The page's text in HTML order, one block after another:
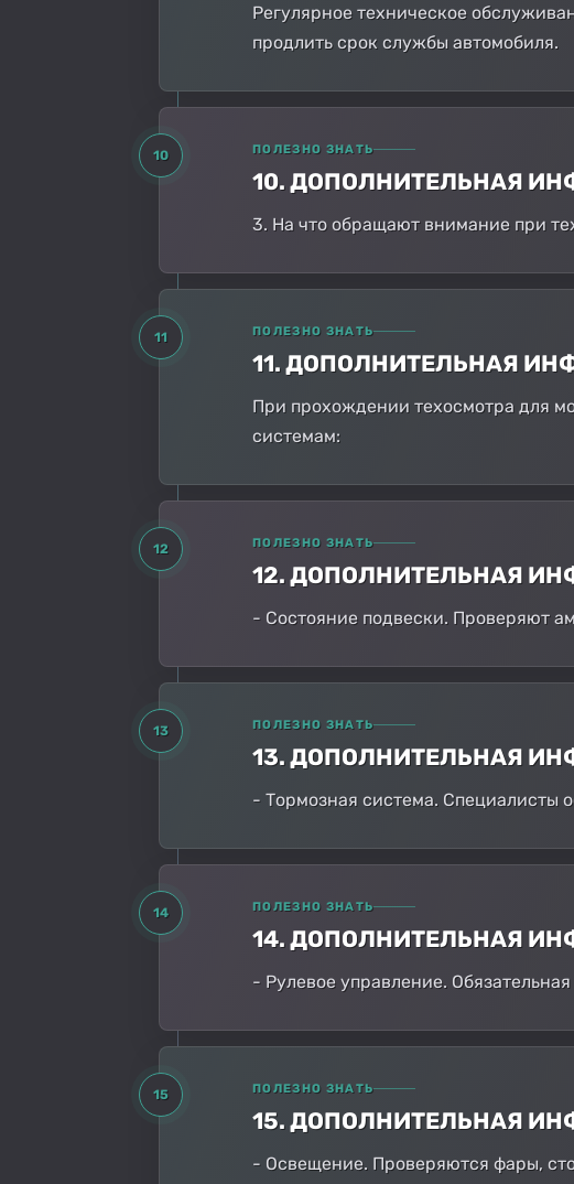
Регулярное техническое
продлить срок службы автомобиля.
10 ПОЛЕЗНО ЗНАТЬ
10. ДОПОЛНИТЕЛЬНАЯ
3. На что обращают внимание при
11 ПОЛЕЗНО ЗНАТЬ
11. ДОПОЛНИТЕЛЬНАЯ
При прохождении техосмотра для
системам:
12 ПОЛЕЗНО ЗНАТЬ
12. ДОПОЛНИТЕЛЬНАЯ
- Состояние подвески. Проверяют
13 ПОЛЕЗНО ЗНАТЬ
13. ДОПОЛНИТЕЛЬНАЯ
- Тормозная система. Специалисты
14 ПОЛЕЗНО ЗНАТЬ
14. ДОПОЛНИТЕЛЬНАЯ
- Рулевое управление.
15 ПОЛЕЗНО ЗНАТЬ
15. ДОПОЛНИТЕЛЬНАЯ
- Освещение. Проверяются фары,